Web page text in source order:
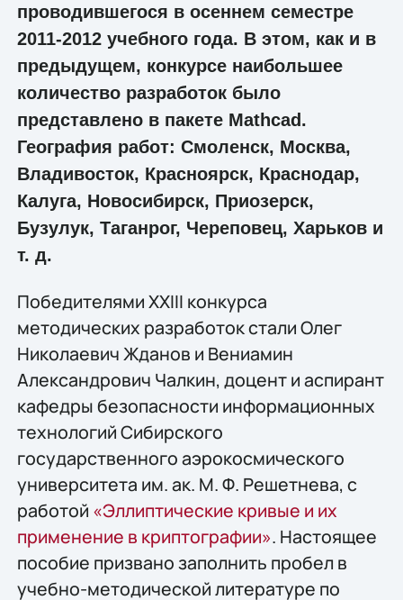
проводившегося в осеннем семестре
2011-2012 учебного года. В этом, как и в
предыдущем, конкурсе наибольшее
количество разработок было
представлено в пакете Mathcad.
География работ: Смоленск, Москва,
Владивосток, Красноярск, Краснодар,
Калуга, Новосибирск, Приозерск,
Бузулук, Таганрог, Череповец, Харьков и
т. д.
Победителями XXIII конкурса
методических разработок стали Олег
Николаевич Жданов и Вениамин
Александрович Чалкин, доцент и аспирант
кафедры безопасности информационных
технологий Сибирского
государственного аэрокосмического
университета им. ак. М. Ф. Решетнева, с
работой «Эллиптические кривые и их
применение в криптографии». Настоящее
пособие призвано заполнить пробел в
учебно-методической литературе по